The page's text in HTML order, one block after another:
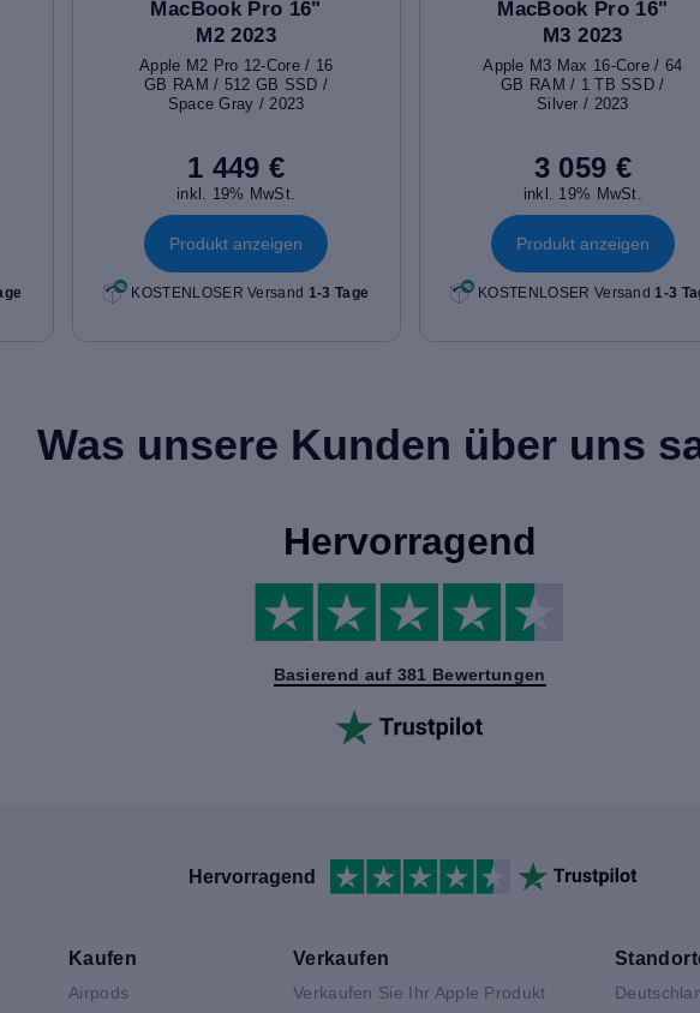
MacBook Pro 16"
M2 2023
Apple M2 Pro 12-Core / 16
GB RAM / 512 GB SSD /
Space Gray / 2023
1 449 €
inkl. 19% MwSt.
Produkt anzeigen
KOSTENLOSER Versand 1-3 Tage
MacBook Pro 16"
M3 2023
Apple M3 Max 16-Core / 64
GB RAM / 1 TB SSD /
Silver / 2023
3 059 €
inkl. 19% MwSt.
Produkt anzeigen
KOSTENLOSER Versand1-3
Was unsere Kunden über uns
Hervorragend
Basierend auf 381 Bewertungen
Hervorragend
Kaufen
Airpods
Verkaufen
Verkaufen Sie Ihr Apple Produkt